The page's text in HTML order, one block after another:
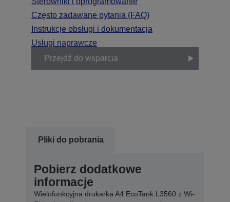
Często zadawane pytania (FAQ)
Instrukcje obsługi i dokumentacja
Usługi naprawcze
Przejdź do wsparcia
Pliki do pobrania
Pobierz dodatkowe
informacje
Wielofunkcyjna drukarka A4 EcoTank L3560 z Wi-